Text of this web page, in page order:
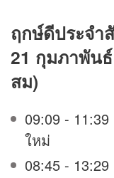
ฤกษ์ดีประจำ
21 กุมภาพันธ์
สม)
09:09 -
ใหม่
08:45 -